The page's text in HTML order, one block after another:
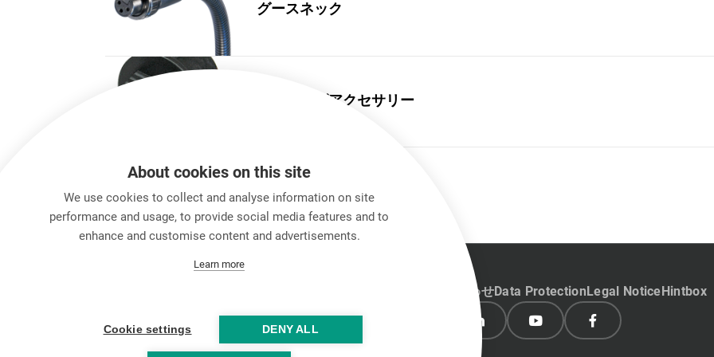
グースネック
シーリングアクセサリー
お問い合わせData Protection Legal Notice Hintbox
About cookies on this site
We use cookies to collect and analyse information on site
performance and usage, to provide social media features and to
enhance and customise content and advertisements.
Learn more
Cookie settings DENY ALL